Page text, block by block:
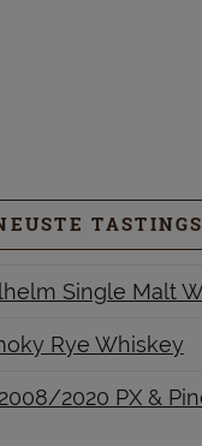
TASTINGS
Single Malt
Rye Whiskey
2020 PX &